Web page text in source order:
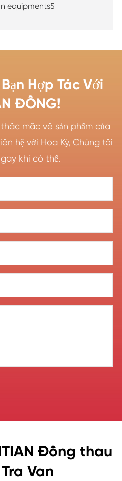
equipments5
Hợp Tác Với
ĐỒNG!
mắc về sản phẩm của
hệ với Hoa Kỳ, Chúng tôi
khi có thể.
Đồng thau
Van